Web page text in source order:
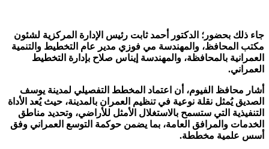
جاء ذلك بحضور؛ الدكتور أحمد ثابت رئيس الإدارة المركزية لشئون
مكتب المحافظ، والمهندسة مي فوزي مدير عام التخطيط والتنمية
العمرانية بالمحافظة، والمهندسة إيناس صلاح بإدارة التخطيط
العمراني.
أشار محافظ الفيوم، أن اعتماد المخطط التفصيلي لمدينة يوسف
الصديق يُمثل نقلة نوعية في تنظيم العمران بالمدينة، حيث يُعد الأداة
التنفيذية التي ستسمح بالاستغلال الأمثل للأراضي، وتحديد مناطق
الخدمات والمرافق العامة، بما يضمن حوكمة التوسع العمراني وفق
أسس علمية مخططة.